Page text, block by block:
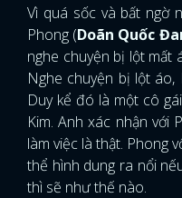
Vì quá sốc và bất ngờ
Phong (Doãn Quốc
nghe chuyện bị lột mất
Nghe chuyện bị lột
Duy kể đó là một cô
Kim. Anh xác nhận với
làm việc là thật. Phong
thể hình dung ra nổi
thì sẽ như thế nào.